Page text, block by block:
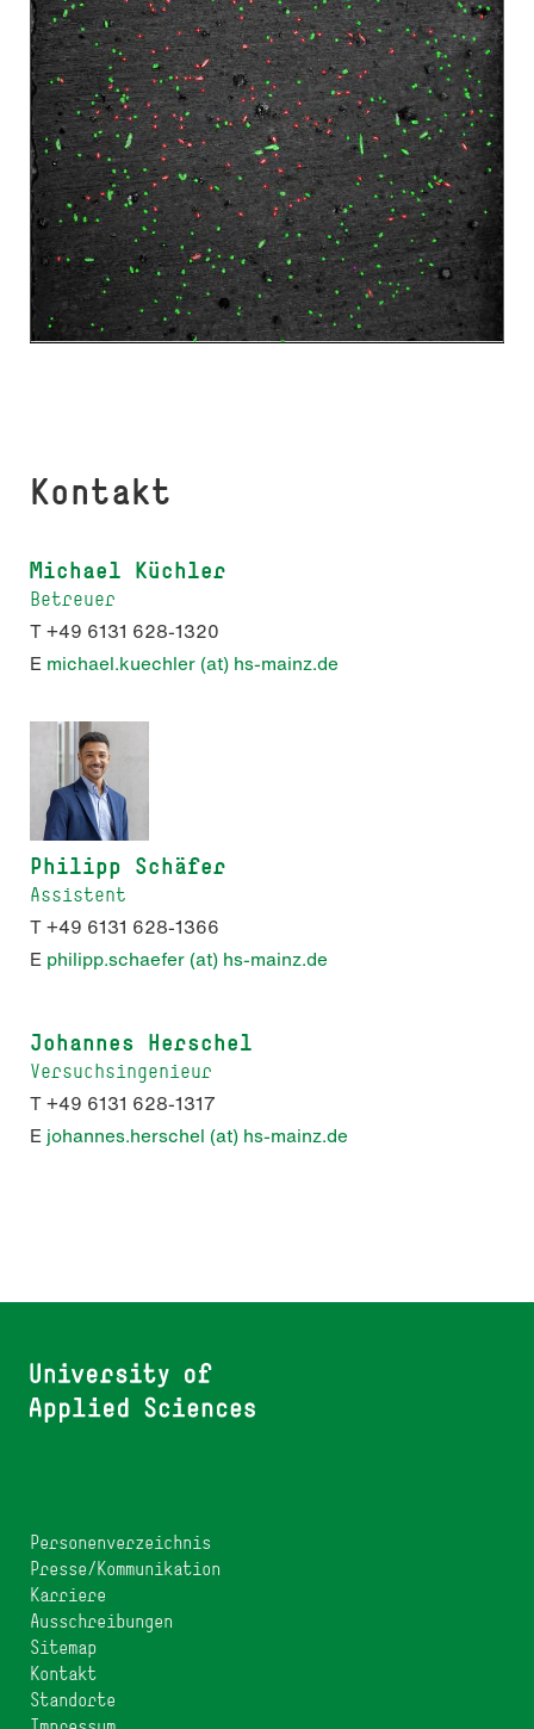
Kontakt
Michael Küchler
Betreuer
T +49 6131 628-1320
E michael.kuechler (at) hs-mainz.de
Philipp Schäfer
Assistent
T +49 6131 628-1366
E philipp.schaefer (at) hs-mainz.de
Johannes Herschel
Versuchsingenieur
T +49 6131 628-1317
E johannes.herschel (at) hs-mainz.de
Personenverzeichnis
Presse/Kommunikation
Karriere
Ausschreibungen
Sitemap
Kontakt
Standorte